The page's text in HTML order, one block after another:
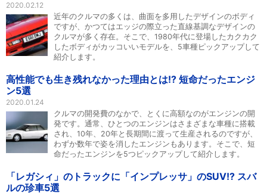
2020.02.12
近年のクルマの多くは、曲面を多用したデザインのボディ
ですが、かつてはエッジの際立った直線基調なデザインの
クルマが多く存在。そこで、1980年代に登場したカクカク
したボディがカッコいいモデルを、5車種ピックアップして
紹介します。
高性能でも生き残れなかった理由とは!? 短命だったエンジ
ン5選
2020.01.24
クルマの開発費のなかで、とくに高額なのがエンジンの開
発です。通常、ひとつのエンジンはさまざまな車種に搭載
され、10年、20年と長期間に渡って生産されるのですが、
わずか数年で姿を消したエンジンもあります。そこで、短
命だったエンジンを5つピックアップして紹介します。
「レガシィ」のトラックに「インプレッサ」のSUV!? スバ
ルの珍車5選